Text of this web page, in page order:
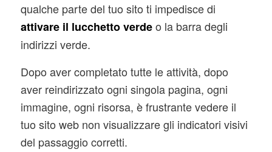
qualche parte del tuo sito ti impedisce di
attivare il lucchetto verdeo la barra degli
indirizzi verde.
Dopo aver completato tutte le attività, dopo
aver reindirizzato ogni singola pagina, ogni
immagine, ogni risorsa, è frustrante vedere il
tuo sito web non visualizzare gli indicatori visivi
del passaggio corretti.